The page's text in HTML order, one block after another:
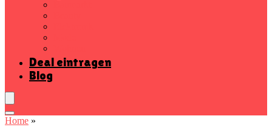
Deal eintragen
Blog
Home »